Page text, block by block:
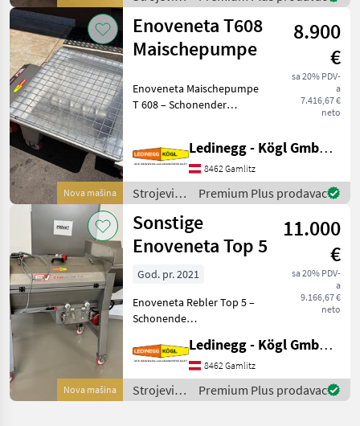
Scharfenberger Europress
EV 12 ist eine h
za
vinogradarstvo
/
Scharfenberger
Nova mašina
Enoveneta T608
Maischepumpe
8.900
€
sa 20% PDV-
a
7.416,67 €
neto
Enoveneta Maischepumpe
T 608 – Schonender
Technologie, Baujahr 2026
Beschreibung: Die
Enoveneta Maischepumpe
T 608 aus dem
Ledinegg - Kögl GmbH - Obst- und Weinbautechnik
8462 Gamlitz
Strojevi
za
vinogradarstvo
/
Enoveneta
Premium Plus prodavac
Nova mašina
Sonstige
Enoveneta Top 5
11.000
€
sa 20% PDV-
a
9.166,67 €
neto
God. pr. 2021
Enoveneta Rebler Top 5 –
Schonende
herausragendem Preis-
Leistungs-Verhältnis
Beschreibung: Der
Enoveneta Rebler Top 5 ist
Ledinegg - Kögl GmbH - Obst- und Weinbautechnik
8462 Gamlitz
Strojevi
za
Premium Plus prodavac